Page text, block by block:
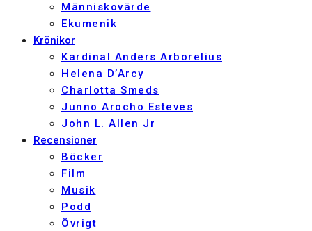
Människovärde
Ekumenik
Krönikor
Kardinal Anders Arborelius
Helena D’Arcy
Charlotta Smeds
Junno Arocho Esteves
John L. Allen Jr
Recensioner
Böcker
Film
Musik
Podd
Övrigt